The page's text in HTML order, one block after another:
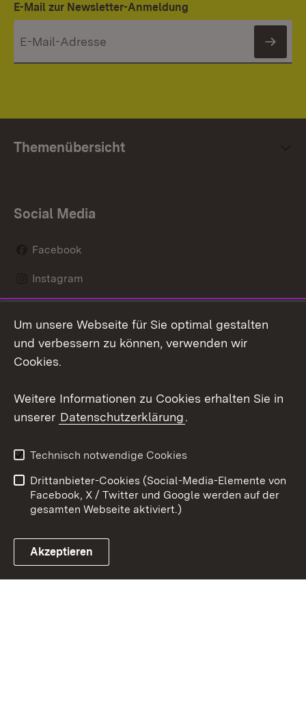
E-Mail zur Newsletter-Anmeldung
Themenübersicht
Social Media
Facebook
Instagram
Mastodon
Youtube
Link zum Landesportal
Kontakt
Datenschutz
Barrierefreiheit
Impressum Cookies
Um unsere Webseite für Sie optimal gestalten
und verbessern zu können, verwenden wir
Cookies.
Weitere Informationen zu Cookies erhalten Sie in
unserer Datenschutzerklärung.
Technisch notwendige Cookies
Drittanbieter-Cookies (Social-Media-Elemente von
Facebook, X / Twitter und Google werden auf der
gesamten Webseite aktiviert.)
Akzeptieren